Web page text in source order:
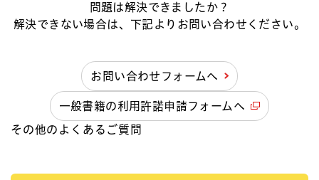
問題は解決できましたか？
解決できない場合は、下記よりお問い合わせください。
お問い合わせフォームへ
一般書籍の利用許諾申請フォームへ
その他のよくあるご質問